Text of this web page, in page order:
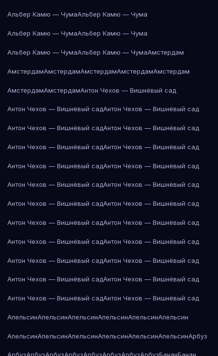
Альбер Камю — ЧумаАльбер Камю — Чума
Альбер Камю — ЧумаАльбер Камю — Чума
Альбер Камю — ЧумаАльбер Камю — ЧумаАмстердам
АмстердамАмстердамАмстердамАмстердамАмстердам
АмстердамАмстердамАнтон Чехов — Вишнёвый сад
Антон Чехов — Вишнёвый садАнтон Чехов — Вишнёвый сад
Антон Чехов — Вишнёвый садАнтон Чехов — Вишнёвый сад
Антон Чехов — Вишнёвый садАнтон Чехов — Вишнёвый сад
Антон Чехов — Вишнёвый садАнтон Чехов — Вишнёвый сад
Антон Чехов — Вишнёвый садАнтон Чехов — Вишнёвый сад
Антон Чехов — Вишнёвый садАнтон Чехов — Вишнёвый сад
Антон Чехов — Вишнёвый садАнтон Чехов — Вишнёвый сад
Антон Чехов — Вишнёвый садАнтон Чехов — Вишнёвый сад
Антон Чехов — Вишнёвый садАнтон Чехов — Вишнёвый сад
Антон Чехов — Вишнёвый садАнтон Чехов — Вишнёвый сад
Антон Чехов — Вишнёвый садАнтон Чехов — Вишнёвый сад
АпельсинАпельсинАпельсинАпельсинАпельсинАпельсин
АпельсинАпельсинАпельсинАпельсинАпельсинАпельсинАрбуз